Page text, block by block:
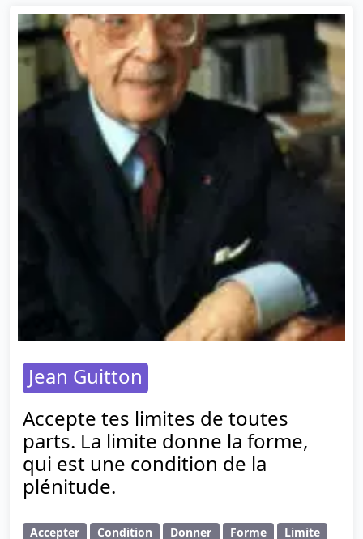
Jean Guitton
Accepte tes limites de toutes
parts. La limite donne la forme,
qui est une condition de la
plénitude.
Accepter Condition Donner Forme
Limite